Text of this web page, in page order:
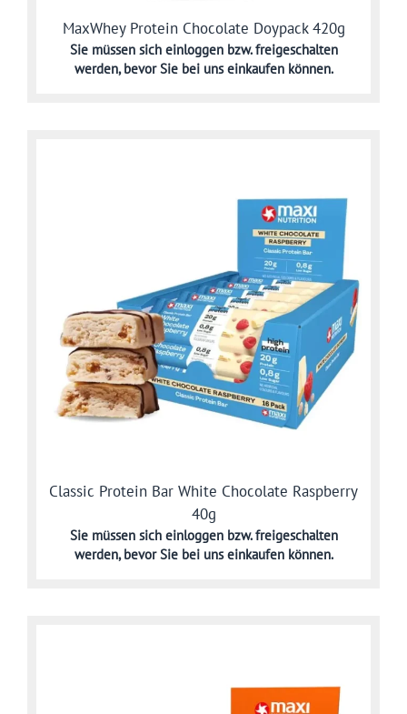
MaxWhey Protein Chocolate Doypack 420g
Sie müssen sich einloggen bzw. freigeschalten
werden,bevor Sie bei uns einkaufen können.
Classic Protein Bar White Chocolate Raspberry
40g
Sie müssen sich einloggen bzw. freigeschalten
werden,bevor Sie bei uns einkaufen können.